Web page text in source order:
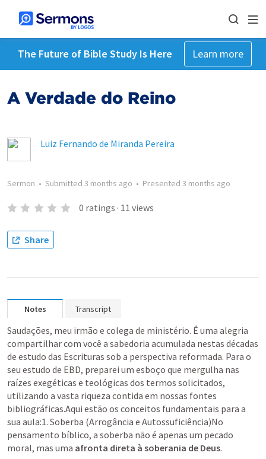
The Future of Bible Study Is Here Learn more
A Verdade do Reino
Luiz Fernando de Miranda Pereira
Sermon • Submitted 3 months ago • Presented 3 months ago
0 ratings · 11 views
Share
Notes Transcript
Saudações, meu irmão e colega de ministério. É uma alegria
compartilhar com você a sabedoria acumulada nestas décadas
de estudo das Escrituras sob a perspectiva reformada. Para o
seu estudo de EBD, preparei um esboço que mergulha nas
raízes exegéticas e teológicas dos termos solicitados,
utilizando a vasta riqueza contida em nossas fontes
bibliográficas.Aqui estão os conceitos fundamentais para a
sua aula:1. Soberba (Arrogância e Autossuficiência)No
pensamento bíblico, a soberba não é apenas um pecado
moral, mas uma afronta direta à soberania de Deus.